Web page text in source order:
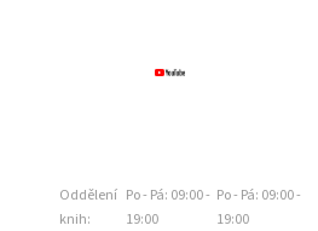
Oddělení
knih:
Po - Pá: 09:00 -
19:00
Po - Pá: 09:00 -
19:00